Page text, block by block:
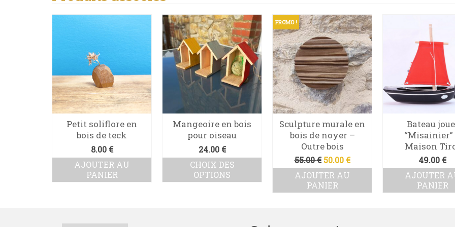
Petit soliflore en
bois de teck
8.00 €
AJOUTER AU
PANIER
Mangeoire en bois
pour oiseau
24.00 €
CHOIX DES
OPTIONS
PROMO !
Sculpture murale en
bois de noyer –
Outre bois
55.00€ Le
prix
initial
était :
50.00 €Le
prix
AJOUTER AU
PANIER
Bateau
“Misainier”
Maison
49.00 €
AJOUTER
PANIER